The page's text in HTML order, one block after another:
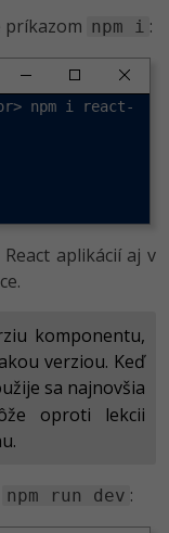
príkazom npm i :
npm i react-
aplikácií aj v
komponentu,
verziou. Keď
sa najnovšia
oproti lekcii
npm run dev :